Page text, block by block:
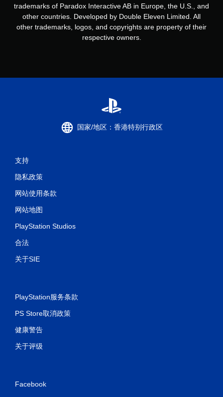
trademarks of Paradox Interactive AB in Europe, the U.S., and
other countries. Developed by Double Eleven Limited. All
other trademarks, logos, and copyrights are property of their
respective owners.
国家/地区：香港特别行政区
支持
隐私政策
网站使用条款
网站地图
PlayStation Studios
合法
关于SIE
PlayStation服务条款
PS Store取消政策
健康警告
关于评级
Facebook